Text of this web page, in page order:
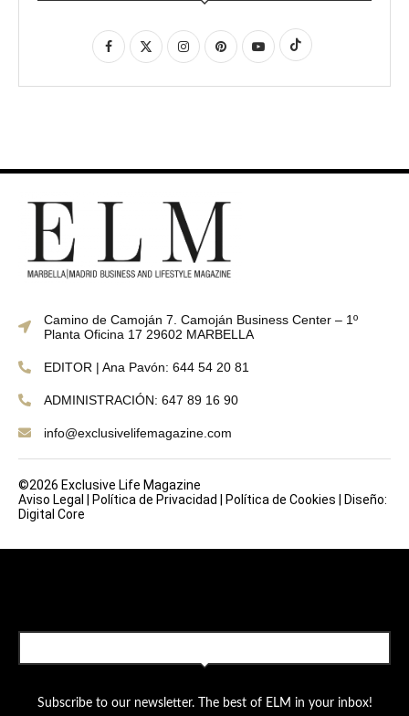
Camino de Camoján 7. Camoján Business Center – 1º
Planta Oficina 17 29602 MARBELLA
EDITOR | Ana Pavón: 644 54 20 81
ADMINISTRACIÓN: 647 89 16 90
info@exclusivelifemagazine.com
©2026 Exclusive Life Magazine
Aviso Legal
Política de Privacidad Política de Cookies
Diseño:
Digital Core
Subscribe to our newsletter. The best of ELM in your inbox!